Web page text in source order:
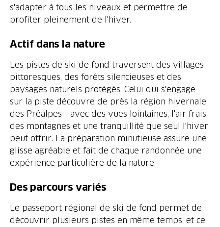
s'adapter à tous les niveaux et permettre de
profiter pleinement de l'hiver.
Actif dans la nature
Les pistes de ski de fond traversent des villages
pittoresques, des forêts silencieuses et des
paysages naturels protégés. Celui qui s'engage
sur la piste découvre de près la région hivernale
des Préalpes - avec des vues lointaines, l'air frais
des montagnes et une tranquillité que seul l'hiver
peut offrir. La préparation minutieuse assure une
glisse agréable et fait de chaque randonnée une
expérience particulière de la nature.
Le passeport régional de ski de fond permet de
découvrir plusieurs pistes en même temps, et ce